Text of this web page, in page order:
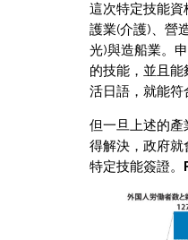
這次特定技能
護業(介護)、營
光)與造船業。
的技能，並且
活日語，就能符
但一旦上述的產
得解決，政府就
特定技能簽證。